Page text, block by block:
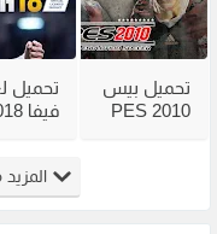
تحميل بيس
2010 PES
تحميل
فيفا
من
فاير